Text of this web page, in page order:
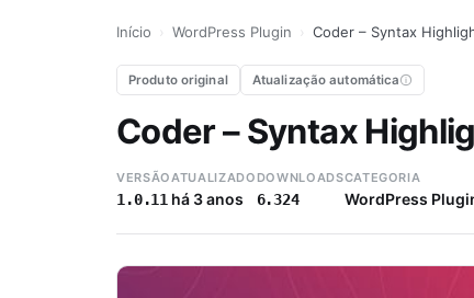
Início WordPress Plugin Coder – Syntax
Produto original Atualização automática
Coder – Syntax
VERSÃO
1.0.11
ATUALIZADO
há 3 anos
DOWNLOADS
6.324
CATEGORIA
WordPress